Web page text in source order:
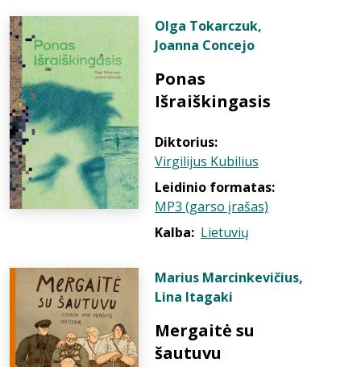
Olga Tokarczuk,
Joanna Concejo
Ponas
Išraiškingasis
Diktorius:
Virgilijus Kubilius
Leidinio formatas:
MP3 (garso įrašas)
Kalba: Lietuvių
Marius Marcinkevičius,
Lina Itagaki
Mergaitė su
šautuvu